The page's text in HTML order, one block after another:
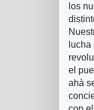
los
el
ahà­